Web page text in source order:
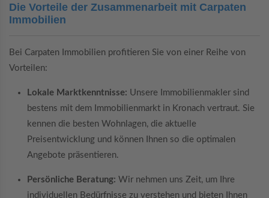
Die Vorteile der Zusammenarbeit mit Carpaten
Immobilien
Bei Carpaten Immobilien profitieren Sie von einer Reihe von
Vorteilen:
Lokale Marktkenntnisse: Unsere Immobilienmakler sind
bestens mit dem Immobilienmarkt in Kronach vertraut. Sie
kennen die besten Wohnlagen, die aktuelle
Preisentwicklung und können Ihnen so die optimalen
Angebote präsentieren.
Persönliche Beratung: Wir nehmen uns Zeit, um Ihre
individuellen Bedürfnisse zu verstehen und bieten Ihnen